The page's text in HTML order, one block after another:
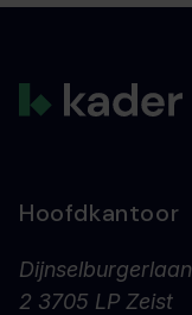
Hoofdkantoor
Dijnselburgerlaan
2 3705 LP Zeist